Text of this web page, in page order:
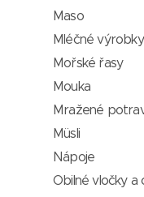
Maso
Mléčné výrobky
Mořské řasy
Mouka
Mražené
Müsli
Nápoje
Obilné vločky a